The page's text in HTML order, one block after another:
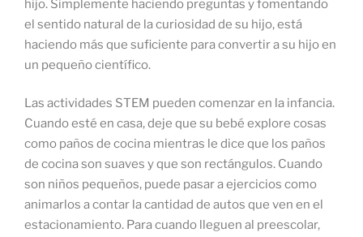
hijo. Simplemente haciendo preguntas y fomentando
el sentido natural de la curiosidad de su hijo, está
haciendo más que suficiente para convertir a su hijo en
un pequeño científico.
Las actividades STEM pueden comenzar en la infancia.
Cuando esté en casa, deje que su bebé explore cosas
como paños de cocina mientras le dice que los paños
de cocina son suaves y que son rectángulos. Cuando
son niños pequeños, puede pasar a ejercicios como
animarlos a contar la cantidad de autos que ven en el
estacionamiento. Para cuando lleguen al preescolar,